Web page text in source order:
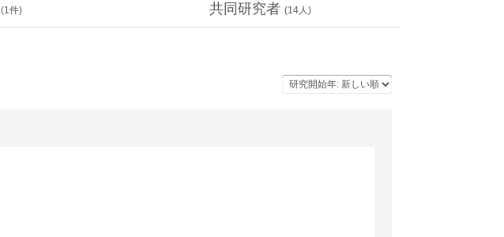
(1件) 共同研究者 (14人)